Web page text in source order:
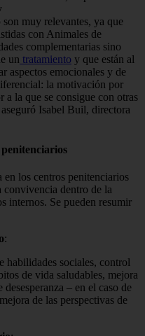
son muy relevantes, ya que
con Animales de
complementarias sino
un tratamiento y que están al
aspectos emocionales y de
la motivación por
a la que se consigue con otras
Isabel Buil, directora
en los centros penitenciarios
convivencia dentro de la
internos. Se pueden resumir
:
habilidades sociales, control
de vida saludables, mejora
– en el caso de
de las perspectivas de